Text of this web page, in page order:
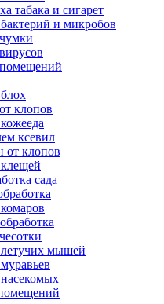
табака и сигарет
и микробов
клопов
ксевил
от клопов
сада
мышей